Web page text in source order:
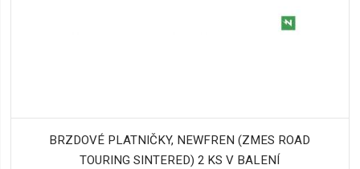
BRZDOVÉ PLATNIČKY, NEWFREN (ZMES ROAD
TOURING SINTERED) 2 KS V BALENÍ